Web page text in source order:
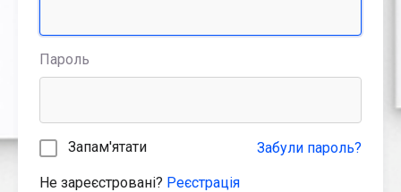
Пароль
Запам'ятати Забули пароль?
Не зареєстровані? Реєстрація